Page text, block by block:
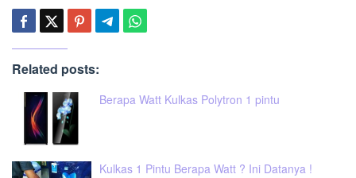
Related posts:
Berapa Watt Kulkas Polytron 1 pintu
Kulkas 1 Pintu Berapa Watt ? Ini Datanya !